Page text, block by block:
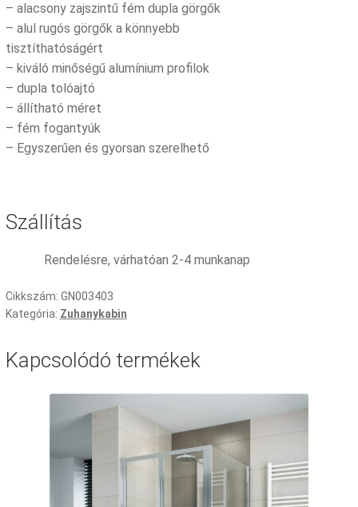
– alacsony zajszintű fém dupla görgők
– alul rugós görgők a könnyebb
tisztíthatóságért
– kiváló minőségű alumínium profilok
– dupla tolóajtó
– állítható méret
– fém fogantyúk
– Egyszerűen és gyorsan szerelhető
Szállítás
Rendelésre, várhatóan 2-4 munkanap
Cikkszám: GN003403
Kategória: Zuhanykabin
Kapcsolódó termékek